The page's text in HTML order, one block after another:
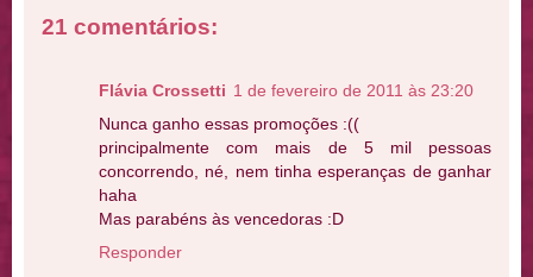
21 comentários:
Flávia Crossetti 1 de fevereiro de 2011 às 23:20
Nunca ganho essas promoções :((
principalmente com mais de 5 mil pessoas
concorrendo, né, nem tinha esperanças de ganhar
haha
Mas parabéns às vencedoras :D
Responder